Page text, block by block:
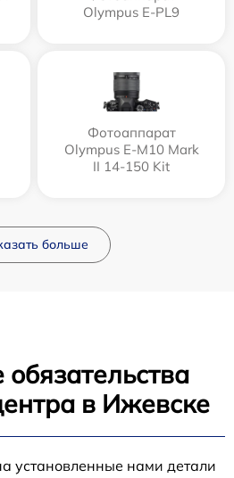
Olympus E‑PL9
Фотоаппарат
Olympus E‑M10 Mark
II 14-150 Kit
больше
в Ижевске
установленные нами детали